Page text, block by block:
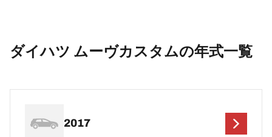
ダイハツ ムーヴカスタムの年式一覧
2017